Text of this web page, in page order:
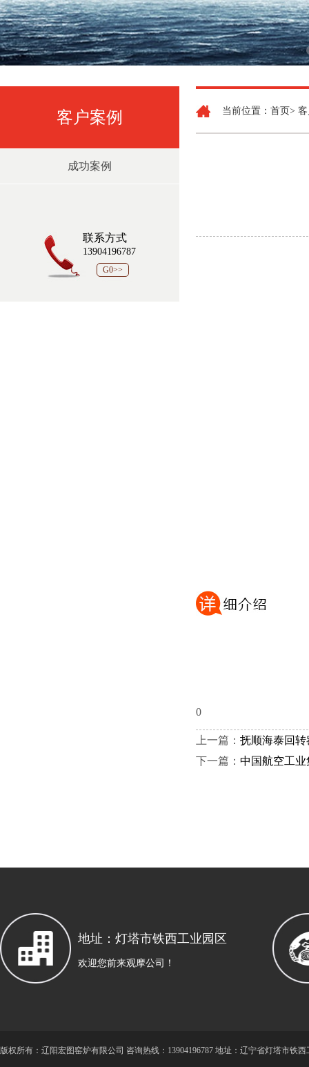
客户案例
成功案例
联系方式
13904196787
G0>>
当前位置：首页>
0
上一篇： 抚顺海泰回转
下一篇： 中国航空工
地址：灯塔市铁西工业园区
欢迎您前来观摩公司！
版权所有：辽阳宏图窑炉有限公司 咨询热线：13904196787 地址：辽宁省灯塔市铁西